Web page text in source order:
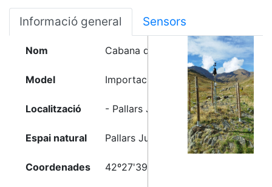
Informació general Sensors
Nom Cabana de Filià
Model Importació tipus Meteoclimatic
Localització - Pallars Jussà (Lleida)
Espai natural Pallars Jussà
Coordenades 42º27'39"N - 0º56'56"E